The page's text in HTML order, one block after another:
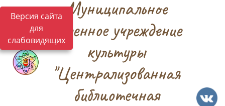
Версия сайта
для
слабовидящих
Муниципальное
казенное учреждение
культуры
"Централизованная
библиотечная